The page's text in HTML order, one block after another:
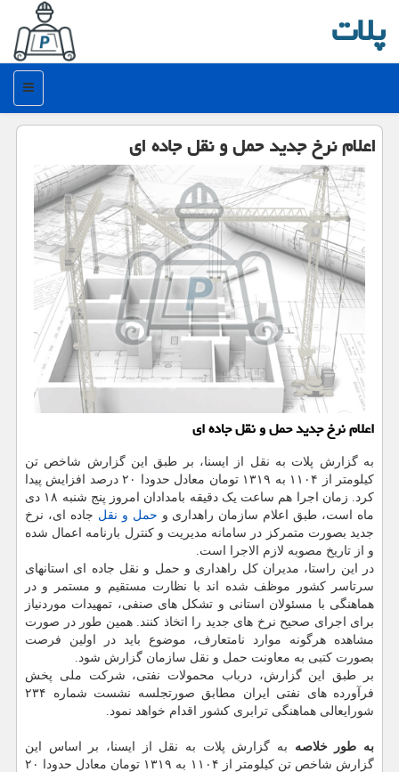
پلات
منو
اعلام نرخ جدید حمل و نقل جاده ای
اعلام نرخ جدید حمل و نقل جاده ای
به گزارش پلات به نقل از ایسنا، بر طبق این گزارش شاخص تن
کیلومتر از ۱۱۰۴ به ۱۳۱۹ تومان معادل حدودا ۲۰ درصد افزایش پیدا
کرد. زمان اجرا هم ساعت یک دقیقه بامدادان امروز پنج شنبه ۱۸ دی
ماه است، طبق اعلام سازمان راهداری و حمل و نقل جاده ای، نرخ
جدید بصورت متمرکز در سامانه مدیریت و کنترل بارنامه اعمال شده
و از تاریخ مصوبه لازم الاجرا است.
در این راستا، مدیران کل راهداری و حمل و نقل جاده ای استانهای
سرتاسر کشور موظف شده اند با نظارت مستقیم و مستمر و در
هماهنگی با مسئولان استانی و تشکل های صنفی، تمهیدات موردنیاز
برای اجرای صحیح نرخ های جدید را اتخاذ کنند. همین طور در صورت
مشاهده هرگونه موارد نامتعارف، موضوع باید در اولین فرصت
بصورت کتبی به معاونت حمل و نقل سازمان گزارش شود.
بر طبق این گزارش، درباب محمولات نفتی، شرکت ملی پخش
فرآورده های نفتی ایران مطابق صورتجلسه نشست شماره ۲۳۴
شورایعالی هماهنگی ترابری کشور اقدام خواهد نمود.
به طور خلاصه به گزارش پلات به نقل از ایسنا، بر اساس این
گزارش شاخص تن کیلومتر از ۱۱۰۴ به ۱۳۱۹ تومان معادل حدودا ۲۰